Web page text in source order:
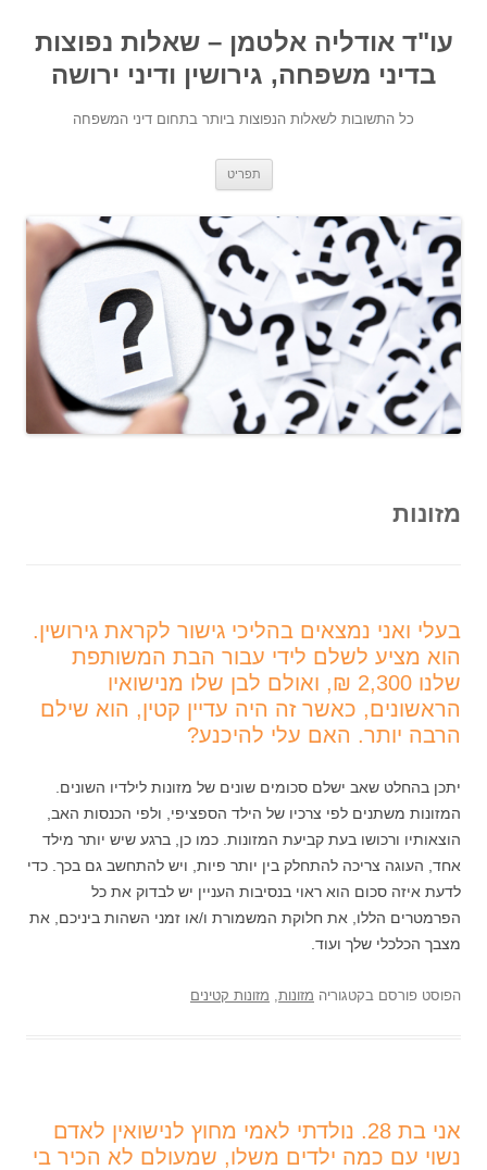
עו"ד אודליה אלטמן – שאלות נפוצות
בדיני משפחה, גירושין ודיני ירושה
כל התשובות לשאלות הנפוצות ביותר בתחום דיני המשפחה
תפריט
מזונות
בעלי ואני נמצאים בהליכי גישור לקראת גירושין.
הוא מציע לשלם לידי עבור הבת המשותפת
שלנו 2,300 ₪, ואולם לבן שלו מנישואיו
הראשונים, כאשר זה היה עדיין קטין, הוא שילם
הרבה יותר. האם עלי להיכנע?
יתכן בהחלט שאב ישלם סכומים שונים של מזונות לילדיו השונים.
המזונות משתנים לפי צרכיו של הילד הספציפי, ולפי הכנסות האב,
הוצאותיו ורכושו בעת קביעת המזונות. כמו כן, ברגע שיש יותר מילד
אחד, העוגה צריכה להתחלק בין יותר פיות, ויש להתחשב גם בכך. כדי
לדעת איזה סכום הוא ראוי בנסיבות העניין יש לבדוק את כל
הפרמטרים הללו, את חלוקת המשמורת ו/או זמני השהות ביניכם, את
מצבך הכלכלי שלך ועוד.
הפוסט פורסם בקטגוריה מזונות, מזונות קטינים
אני בת 28. נולדתי לאמי מחוץ לנישואין לאדם
נשוי עם כמה ילדים משלו, שמעולם לא הכיר בי